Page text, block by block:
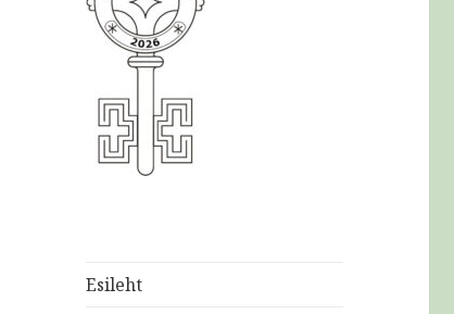
Ühendus MTÜ
Esileht